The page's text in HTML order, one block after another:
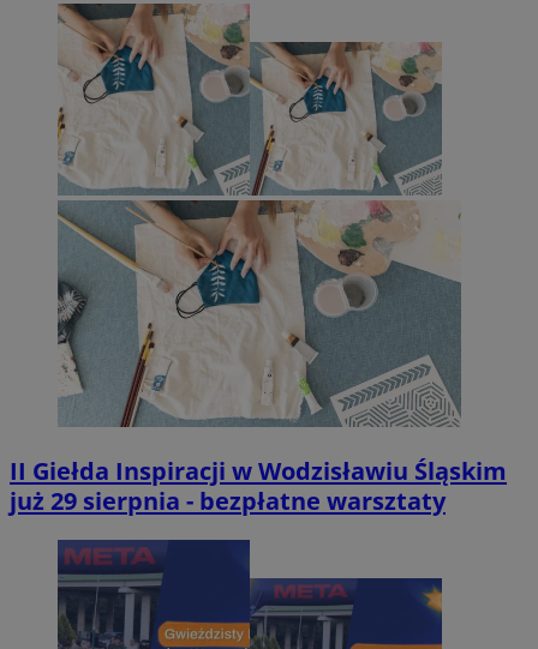
II Giełda Inspiracji w Wodzisławiu Śląskim
już 29 sierpnia - bezpłatne warsztaty